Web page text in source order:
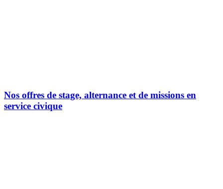
Nos offres de stage, alternance et de missions en
service civique